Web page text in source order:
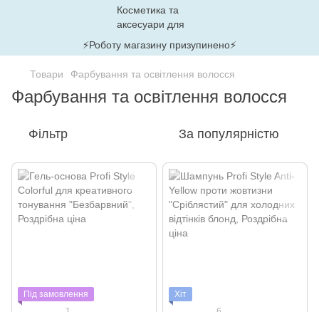
⚡Роботу магазину призупинено⚡
Товари Фарбування та освітлення волосся
Фарбування та освітлення волосся
Фільтр За популярністю
Під замовлення
Хіт